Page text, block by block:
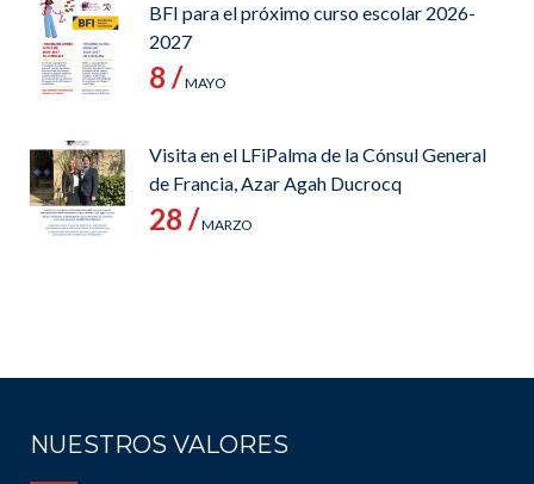
BFI para el próximo curso escolar 2026-
2027
8 /MAYO
Visita en el LFiPalma de la Cónsul General
de Francia, Azar Agah Ducrocq
28 /MARZO
NUESTROS VALORES